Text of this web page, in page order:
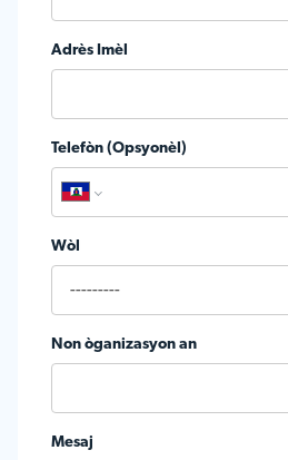
Adrès Imèl
Telefòn (Opsyonèl)
Wòl
Non òganizasyon an
Mesaj